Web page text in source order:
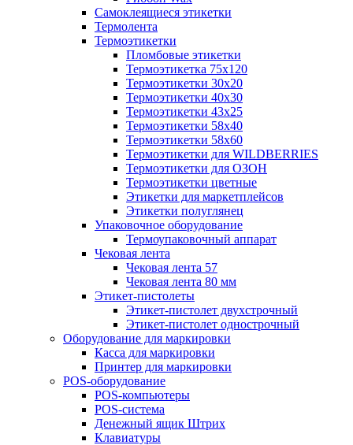
Самоклеящиеся этикетки
Термолента
Термоэтикетки
Пломбовые этикетки
Термоэтикетка 75х120
Термоэтикетки 30х20
Термоэтикетки 40х30
Термоэтикетки 43х25
Термоэтикетки 58х40
Термоэтикетки 58х60
Термоэтикетки для WILDBERRIES
Термоэтикетки для ОЗОН
Термоэтикетки цветные
Этикетки для маркетплейсов
Этикетки полуглянец
Упаковочное оборудование
Термоупаковочный аппарат
Чековая лента
Чековая лента 57
Чековая лента 80 мм
Этикет-пистолеты
Этикет-пистолет двухстрочный
Этикет-пистолет однострочный
Оборудование для маркировки
Касса для маркировки
Принтер для маркировки
POS-оборудование
POS-компьютеры
POS-система
Денежный ящик Штрих
Клавиатуры